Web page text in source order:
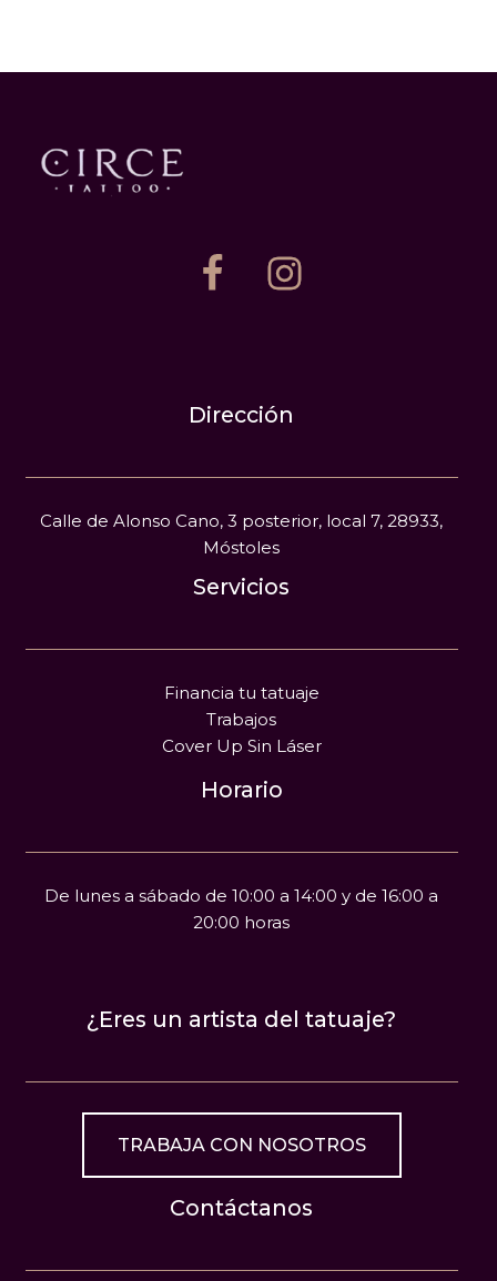
Dirección
Calle de Alonso Cano, 3 posterior, local 7, 28933,
Móstoles
Servicios
Financia tu tatuaje
Trabajos
Cover Up Sin Láser
Horario
De lunes a sábado de 10:00 a 14:00 y de 16:00 a
20:00 horas
¿Eres un artista del tatuaje?
TRABAJA CON NOSOTROS
Contáctanos